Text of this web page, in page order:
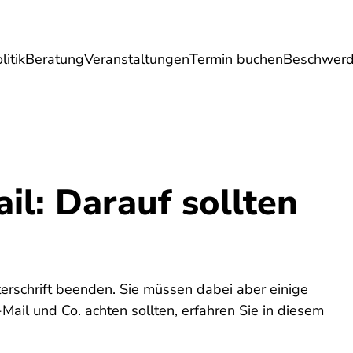
BeratungVeranstaltungenTermin buchen
Energie & Wohnen Lebensmittel
Darauf sollten
beenden. Sie müssen dabei aber einige
und Co. achten sollten, erfahren Sie in diesem